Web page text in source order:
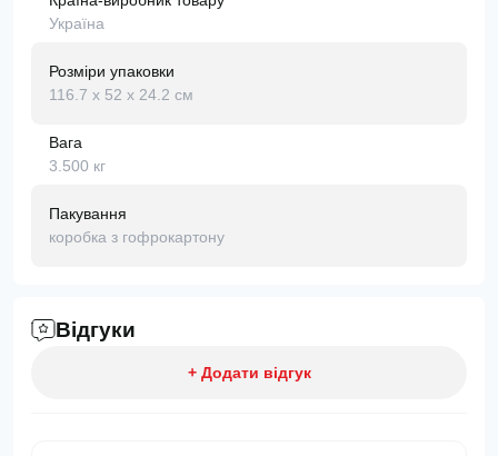
Україна
Розміри упаковки
116.7 х 52 х 24.2 см
Вага
3.500 кг
Пакування
коробка з гофрокартону
Відгуки
+ Додати відгук